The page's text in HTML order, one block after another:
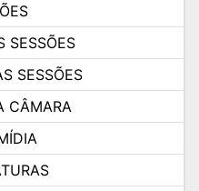
SESSÕES
SESSÕES
CÂMARA